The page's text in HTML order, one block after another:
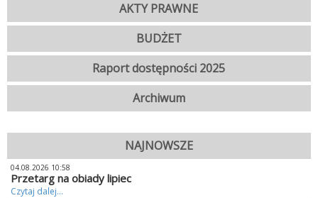
AKTY PRAWNE
BUDŻET
Raport dostępności 2025
Archiwum
NAJNOWSZE
04.08.2026 10:58
Przetarg na obiady lipiec
Czytaj dalej...